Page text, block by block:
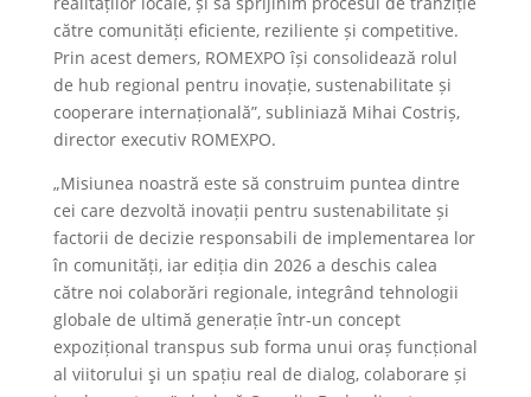
către comunități eficiente, reziliente și competitive.
Prin acest demers, ROMEXPO își consolidează rolul
de hub regional pentru inovație, sustenabilitate și
cooperare internațională”, subliniază Mihai Costriș,
director executiv ROMEXPO.
„Misiunea noastră este să construim puntea dintre
cei care dezvoltă inovații pentru sustenabilitate și
factorii de decizie responsabili de implementarea lor
în comunități, iar ediția din 2026 a deschis calea
către noi colaborări regionale, integrând tehnologii
globale de ultimă generație într-un concept
expozițional transpus sub forma unui oraș funcțional
al viitorului şi un spațiu real de dialog, colaborare și